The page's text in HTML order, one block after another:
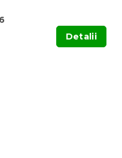
Detalii